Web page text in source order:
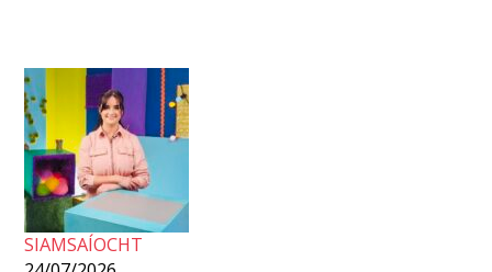
SIAMSAÍOCHT